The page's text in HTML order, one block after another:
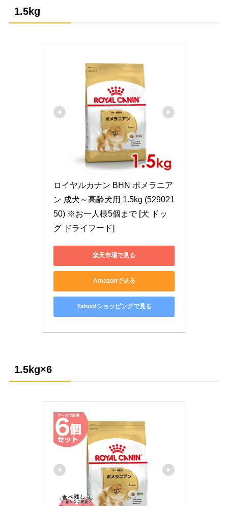
1.5kg
ロイヤルカナン BHN ポメラニア
ン 成犬～高齢犬用 1.5kg (529021
50) ※お一人様5個まで [犬 ドッ
グ ドライフード]
楽天市場で見る
Amazonで見る
Yahoo!ショッピングで見る
1.5kg×6